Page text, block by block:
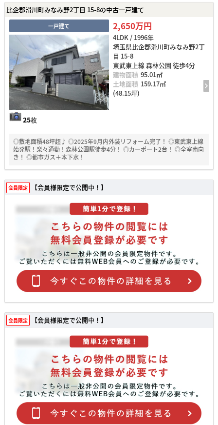
比企郡滑川町みなみ野2丁目 15-8の中古一戸建て
一戸建て
25枚
2,650万円
4LDK / 1996年
埼玉県比企郡滑川町みなみ野2丁
目 15-8
東武東上線 森林公園 徒歩4分
建物面積 95.01㎡
土地面積 159.17㎡
(48.15坪)
◎敷地面積48坪超♪ ◎2025年9月内外装リフォーム完了！ ◎東武東上線
始発駅！楽々通勤！森林公園駅徒歩4分！ ◎カーポート2台！ ◎全室南向
き！ ◎都市ガス＋本下水！
会員限定 【会員様限定で公開中！】
会員限定 【会員様限定で公開中！】